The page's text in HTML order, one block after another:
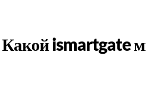
Какой ismartgate